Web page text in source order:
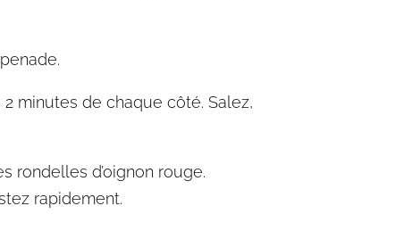
minutes de chaque côté. Salez,
rondelles d’oignon rouge.
rapidement.